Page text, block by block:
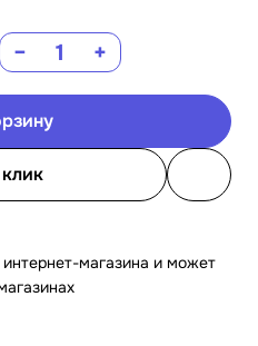
− +
магазина и может